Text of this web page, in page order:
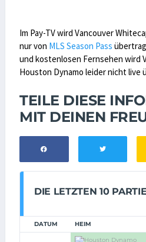
Im Pay-TV wird Vancouver
nur von MLS Season Pass
und kostenlosen Fernsehen wird
Houston Dynamo leider nicht live
TEILE DIESE
MIT DEINEN
DIE LETZTEN 10
DATUM HEIM